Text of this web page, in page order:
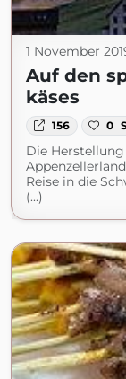
1 November
Auf den
käses
156 0
Die
Reise in die
(...)